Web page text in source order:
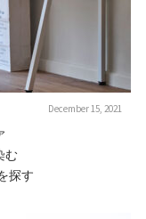
December 15, 2021
む
探す